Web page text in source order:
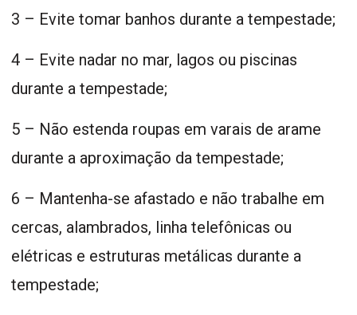
3 – Evite tomar banhos durante a tempestade;
4 – Evite nadar no mar, lagos ou piscinas
durante a tempestade;
5 – Não estenda roupas em varais de arame
durante a aproximação da tempestade;
6 – Mantenha-se afastado e não trabalhe em
cercas, alambrados, linha telefônicas ou
elétricas e estruturas metálicas durante a
tempestade;